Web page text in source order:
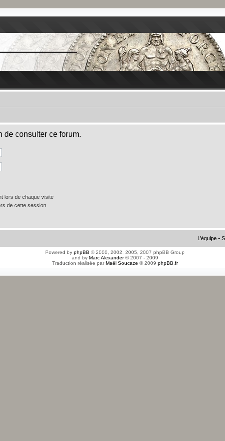
de consulter ce forum.
lors de chaque visite
de cette session
L’équipe •
Powered by phpBB © 2000, 2002, 2005, 2007 phpBB Group
and by Marc Alexander© 2007 - 2009
Traduction réalisée parMaël Soucaze © 2009 phpBB.fr